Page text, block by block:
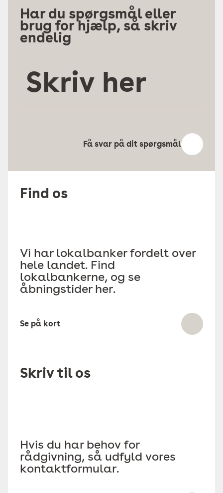
Har du spørgsmål eller
brug for hjælp, så skriv
endelig
her
Få svar på dit spørgsmål
Find os
Vi har lokalbanker fordelt over
hele landet. Find
lokalbankerne, og se
åbningstider her.
Se på kort
Skriv til os
Hvis du har behov for
rådgivning, så udfyld vores
kontaktformular.